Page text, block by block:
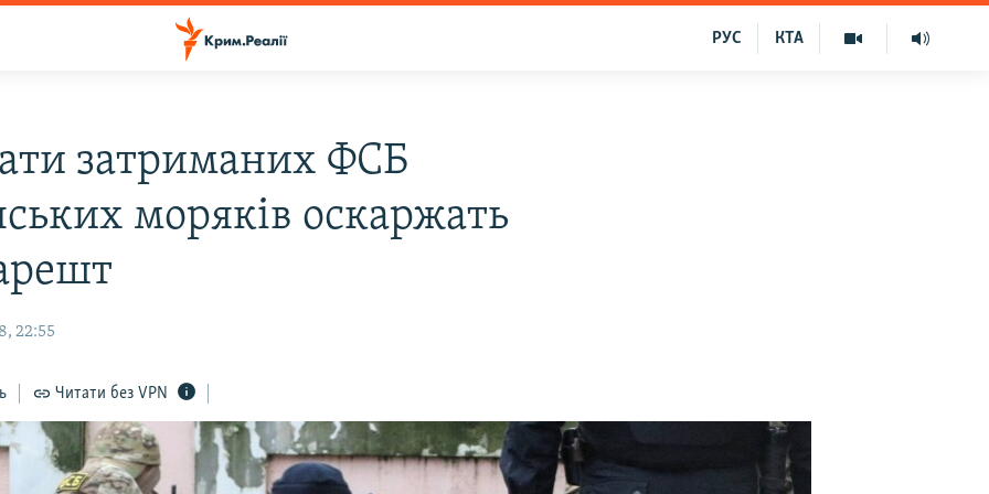
КТА
РУС
затриманих ФСБ
моряків оскаржать
22:55
Читати без VPN